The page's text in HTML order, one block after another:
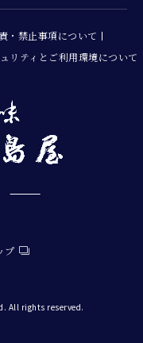
・禁止事項について
リティとご利用環境について
プ
All rights reserved.